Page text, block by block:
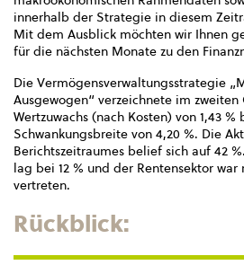
innerhalb der Strategie in diesem
Mit dem Ausblick möchten wir Ihnen
für die nächsten Monate zu den
Die Vermögensverwaltungsstrategie
Ausgewogen“ verzeichnete im zweiten
Wertzuwachs (nach Kosten) von 1,43 %
Schwankungsbreite von 4,20 %. Die
Berichtszeitraumes belief sich auf 42
lag bei 12 % und der Rentensektor
vertreten.
Rückblick: